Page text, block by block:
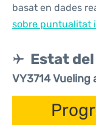
basat en dades
sobre puntualitat
Estat
VY3714 Vueling